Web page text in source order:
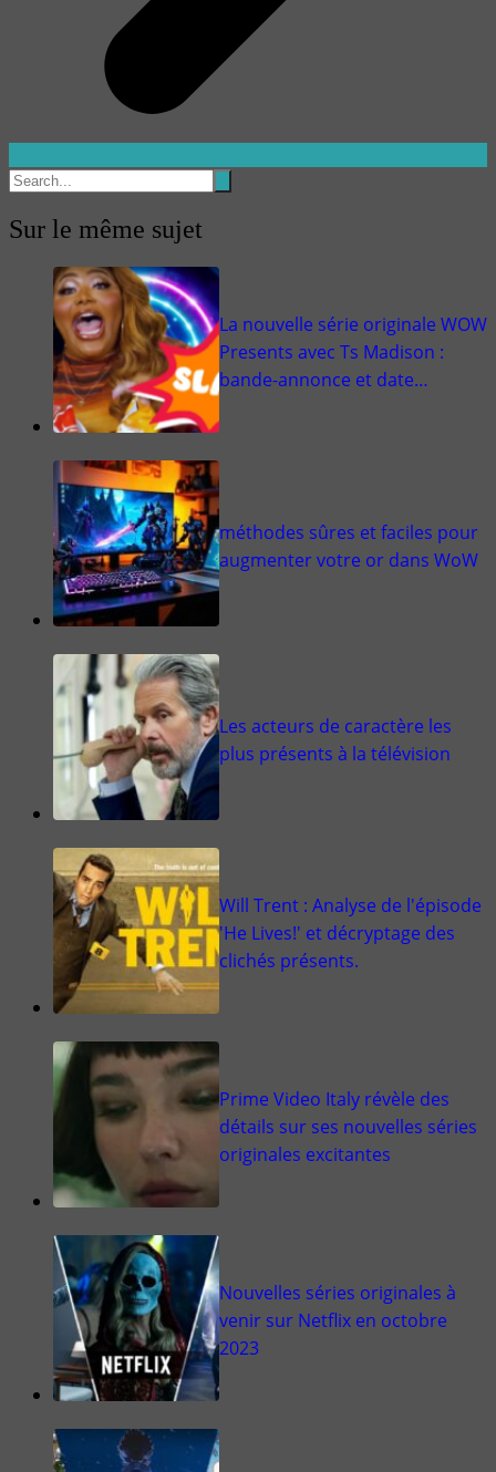
Sur le même sujet
La nouvelle série originale WOW
Presents avec Ts Madison :
bande-annonce et date…
méthodes sûres et faciles pour
augmenter votre or dans WoW
Les acteurs de caractère les
plus présents à la télévision
Will Trent : Analyse de l'épisode
'He Lives!' et décryptage des
clichés présents.
Prime Video Italy révèle des
détails sur ses nouvelles séries
originales excitantes
Nouvelles séries originales à
venir sur Netflix en octobre
2023